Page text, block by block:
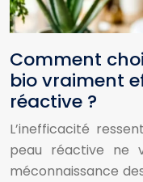
Comment
bio vraiment
réactive ?
L’inefficacité
peau réactive ne
méconnaissance